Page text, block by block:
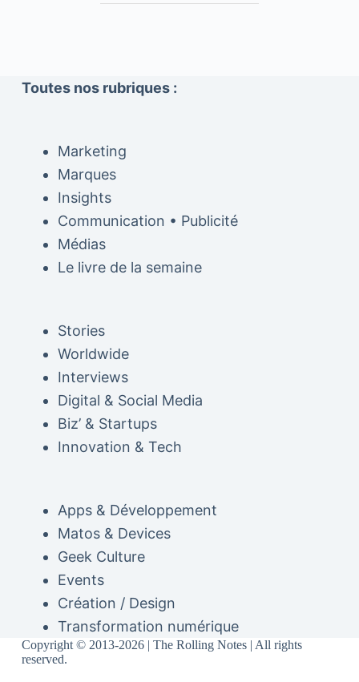
Toutes nos rubriques :
Marketing
Marques
Insights
Communication • Publicité
Médias
Le livre de la semaine
Stories
Worldwide
Interviews
Digital & Social Media
Biz’ & Startups
Innovation & Tech
Apps & Développement
Matos & Devices
Geek Culture
Events
Création / Design
Transformation numérique
Copyright © 2013-2026 | The Rolling Notes | All rights
reserved.